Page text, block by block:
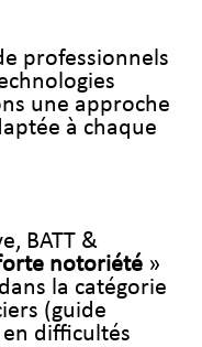
professionnels
une approche
à chaque
BATT &
notoriété »
la catégorie
(guide
difficultés